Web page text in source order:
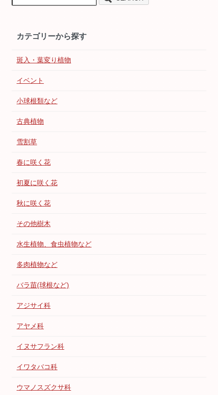
カテゴリーから探す
斑入・葉変り植物
イベント
小球根類など
古典植物
雪割草
春に咲く花
初夏に咲く花
秋に咲く花
その他樹木
水生植物、食虫植物など
多肉植物など
バラ苗(球根など)
アジサイ科
アヤメ科
イヌサフラン科
イワタバコ科
ウマノスズクサ科